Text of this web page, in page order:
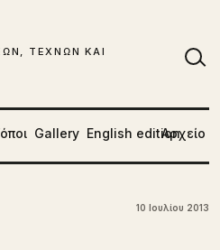
ΤΕΧΝΩΝ ΚΑΙ
Gallery English editionΑρχείο
10 Ιουλίου 2013